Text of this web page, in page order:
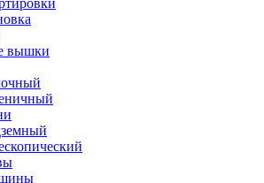
вышки